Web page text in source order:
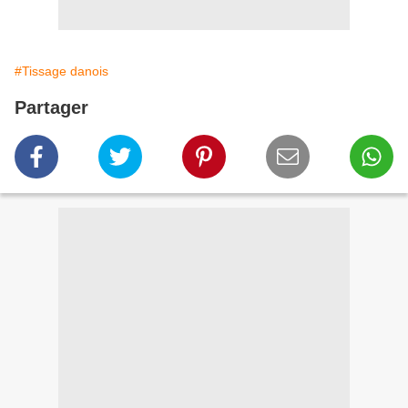
#Tissage danois
Partager